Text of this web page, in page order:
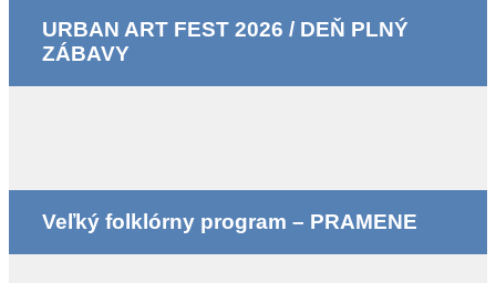
URBAN ART FEST 2026 / DEŇ PLNÝ
ZÁBAVY
Veľký folklórny program – PRAMENE